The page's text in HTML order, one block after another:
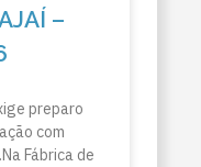
–
preparo
com
Fábrica de